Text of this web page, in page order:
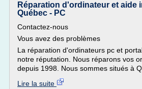
Réparation d'ordinateur et aide
Québec - PC
Contactez-nous
Vous avez des problèmes
La réparation d'ordinateurs pc et
notre réputation. Nous réparons vos
depuis 1998. Nous sommes situés à
Lire la suite